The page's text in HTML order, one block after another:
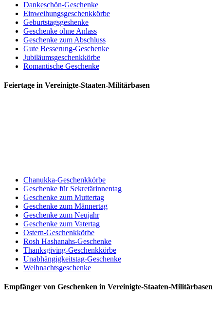
Dankeschön-Geschenke
Einweihungsgeschenkkörbe
Geburtstagsgeshenke
Geschenke ohne Anlass
Geschenke zum Abschluss
Gute Besserung-Geschenke
Jubiläumsgeschenkkörbe
Romantische Geschenke
Feiertage in Vereinigte-Staaten-Militärbasen
Chanukka-Geschenkkörbe
Geschenke für Sekretärinnentag
Geschenke zum Muttertag
Geschenke zum Männertag
Geschenke zum Neujahr
Geschenke zum Vatertag
Ostern-Geschenkkörbe
Rosh Hashanahs-Geschenke
Thanksgiving-Geschenkkörbe
Unabhängigkeitstag-Geschenke
Weihnachtsgeschenke
Empfänger von Geschenken in Vereinigte-Staaten-Militärbasen